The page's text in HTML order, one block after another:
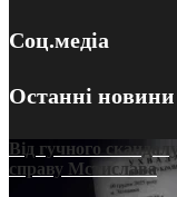
Соц.медіа
Останні новини
Від гучного
справу Мстислава